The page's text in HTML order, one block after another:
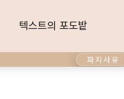
텍스트의 포도밭
텍스트의 포도밭
파지사유